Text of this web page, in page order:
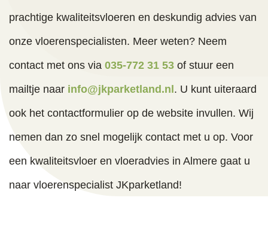
Door de vriendelijke en belangstellende manier
van communiceren, voelde ik me als klant
Tijdens het leggen van de vloer door Jeroen en
Boey, zag ik de professionele maar ook
afgeleverd.
prachtige kwaliteitsvloeren en deskundig advies van
onze vloerenspecialisten. Meer weten? Neem
contact met ons via 035-772 31 53 of stuur een
mailtje naar info@jkparketland.nl. U kunt uiteraard
ook het contactformulier op de website invullen. Wij
nemen dan zo snel mogelijk contact met u op. Voor
een kwaliteitsvloer en vloeradvies in Almere gaat u
naar vloerenspecialist JKparketland!